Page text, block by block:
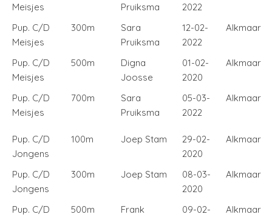
Meisjes
Pruiksma
2022
Pup. C/D
Meisjes
300m
Sara
Pruiksma
12-02-
2022
Alkmaar
Pup. C/D
Meisjes
500m
Digna
Joosse
01-02-
2020
Alkmaar
Pup. C/D
Meisjes
700m
Sara
Pruiksma
05-03-
2022
Alkmaar
Pup. C/D
Jongens
100m Joep Stam
29-02-
2020
Alkmaar
Pup. C/D
Jongens
300m Joep Stam
08-03-
2020
Alkmaar
Pup. C/D
500m
Frank
09-02-
Alkmaar